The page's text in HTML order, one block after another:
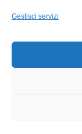
Gestisci servizi
Email*
Consento